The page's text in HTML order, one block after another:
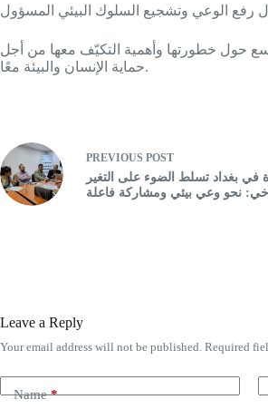
حول خطورتها وأهمية التكيّف معها من أجل
حماية الإنسان والبيئة معًا.
PREVIOUS POST
في بغداد تسلط الضوء على التغير
نحو وعي بيئي ومشاركة فاعلة
Leave a Reply
Your email address will not be published. Required
Name*